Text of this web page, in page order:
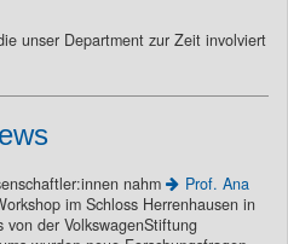
unser Department zur Zeit involviert
nahm
Prof. Ana
im Schloss Herrenhausen in
der VolkswagenStiftung